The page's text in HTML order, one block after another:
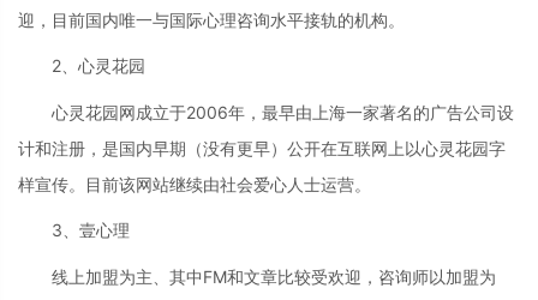
迎，目前国内唯一与国际心理咨询水平接轨的机构。
2、心灵花园
心灵花园网成立于2006年，最早由上海一家著名的广告公司设
计和注册，是国内早期（没有更早）公开在互联网上以心灵花园字
样宣传。目前该网站继续由社会爱心人士运营。
3、壹心理
线上加盟为主、其中FM和文章比较受欢迎，咨询师以加盟为